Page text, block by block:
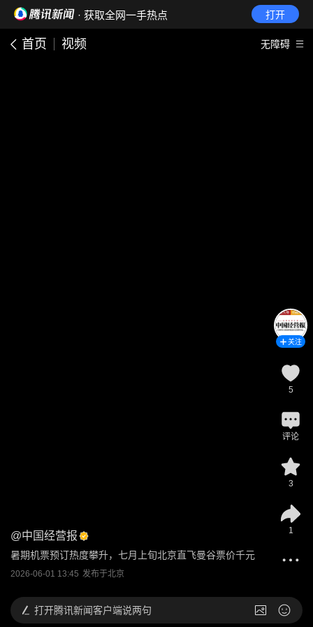
· 获取全网一手热点 打开
首页 视频 无障碍
@中国经营报
暑期机票预订热度攀升，七月上旬北京直飞曼谷票价千元
2026-06-01 13:45 发布于北京
关注
5
评论
3
1
打开腾讯新闻客户端说两句